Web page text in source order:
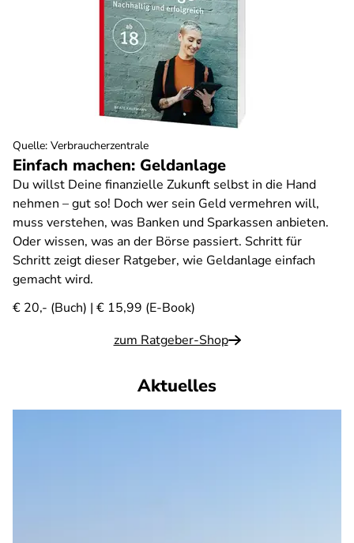
Einfach machen: Geldanlage
Du willst Deine finanzielle Zukunft selbst in die Hand
nehmen – gut so! Doch wer sein Geld vermehren will,
muss verstehen, was Banken und Sparkassen anbieten.
Oder wissen, was an der Börse passiert. Schritt für
Schritt zeigt dieser Ratgeber, wie Geldanlage einfach
gemacht wird.
€ 20,- (Buch) | € 15,99 (E-Book)
zum Ratgeber-Shop
Quelle: Verbraucherzentrale
Aktuelles